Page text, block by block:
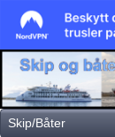
Skip/Båter